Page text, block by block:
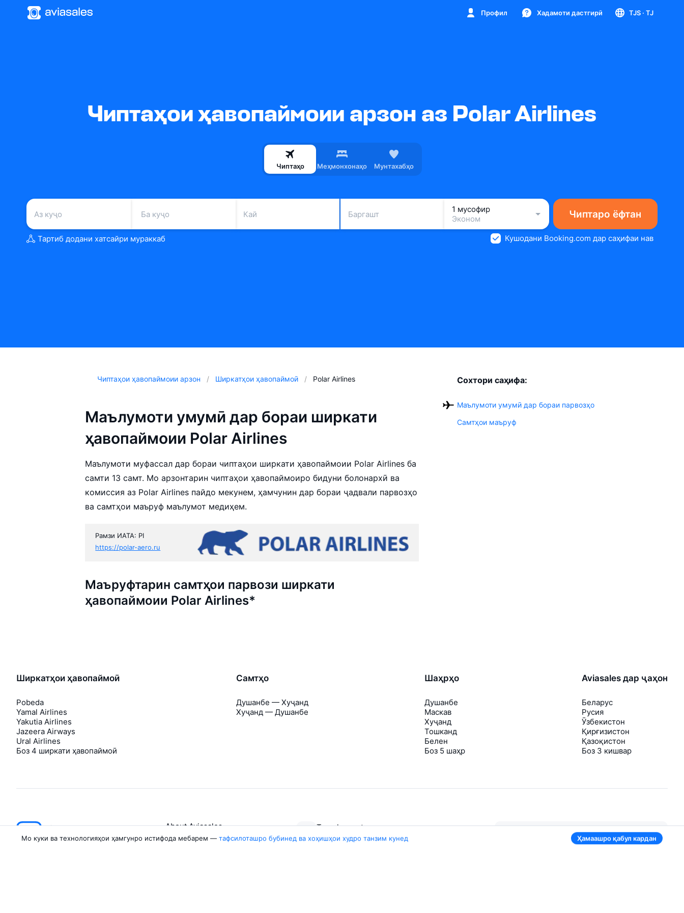
Профил Хадамоти дастгирӣ TJS · TJ
Чиптаҳои ҳавопаймоии арзон аз Polar Airlines
Чиптаҳо Меҳмонхонаҳо Мунтахабҳо
Кай Баргашт
1 мусофир
Эконом
Чиптаро ёфтан
Тартиб додани хатсайри мураккаб Кушодани Booking.com дар саҳифаи нав
Чиптаҳои ҳавопаймоии арзон Ширкатҳои ҳавопаймоӣ Polar Airlines
Маълумоти умумӣ дар бораи ширкати
ҳавопаймоии Polar Airlines
Маълумоти муфассал дар бораи чиптаҳои ширкати ҳавопаймоии Polar Airlines ба
самти 13 самт. Мо арзонтарин чиптаҳои ҳавопаймоиро бидуни болонархӣ ва
комиссия аз Polar Airlines пайдо мекунем, ҳамчунин дар бораи ҷадвали парвозҳо
ва самтҳои маъруф маълумот медиҳем.
Рамзи ИАТА: PI
https://polar-aero.ru
Маъруфтарин самтҳои парвози ширкати
ҳавопаймоии Polar Airlines*
Сохтори саҳифа:
Маълумоти умумӣ дар бораи парвозҳо
Самтҳои маъруф
Ширкатҳои ҳавопаймоӣ
Pobeda
Yamal Airlines
Yakutia Airlines
Jazeera Airways
Ural Airlines
Боз 4 ширкати ҳавопаймоӣ
Самтҳо
Душанбе — Хуҷанд
Хуҷанд — Душанбе
Шаҳрҳо
Душанбе
Маскав
Хуҷанд
Тошканд
Белен
Боз 5 шаҳр
Aviasales дар ҷаҳон
Беларус
Русия
Ӯзбекистон
Қирғизистон
Қазоқистон
Боз 3 кишвар
Aviasales
© 2007–2026
About Aviasales
Newsroom
Travelpayouts
Partner program
Дар барномаи мобилӣ ҳам қулай
Мо куки ва технологияҳои ҳамгунро истифода мебарем — тафсилоташро бубинед ва хоҳишҳои худро танзим кунед Ҳамаашро қабул кардан